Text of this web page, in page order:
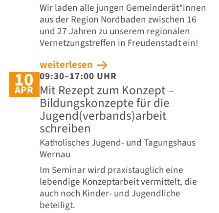
Wir laden alle jungen Gemeinderät*innen
aus der Region Nordbaden zwischen 16
und 27 Jahren zu unserem regionalen
Vernetzungstreffen in Freudenstadt ein!
weiterlesen
10
APR
09:30–17:00 UHR
Mit Rezept zum Konzept –
Bildungskonzepte für die
Jugend(verbands)arbeit
schreiben
Katholisches Jugend- und Tagungshaus
Wernau
Im Seminar wird praxistauglich eine
lebendige Konzeptarbeit vermittelt, die
auch noch Kinder- und Jugendliche
beteiligt.